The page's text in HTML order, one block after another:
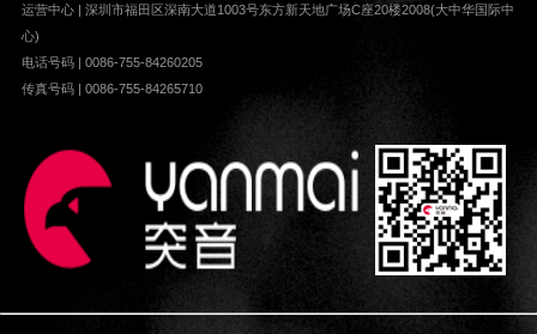
运营中心 | 深圳市福田区深南大道1003号东方新天地广场C座20楼2008(大中华国际中
心)
电话号码 | 0086-755-84260205
传真号码 | 0086-755-84265710